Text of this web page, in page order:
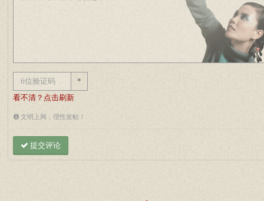
*
看不清？点击刷新
文明上网，理性发帖！
提交评论